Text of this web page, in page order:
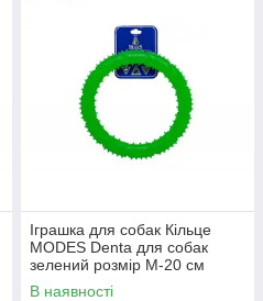
Іграшка для собак Кільце
MODES Denta для собак
зелений розмір М-20 см
В наявності